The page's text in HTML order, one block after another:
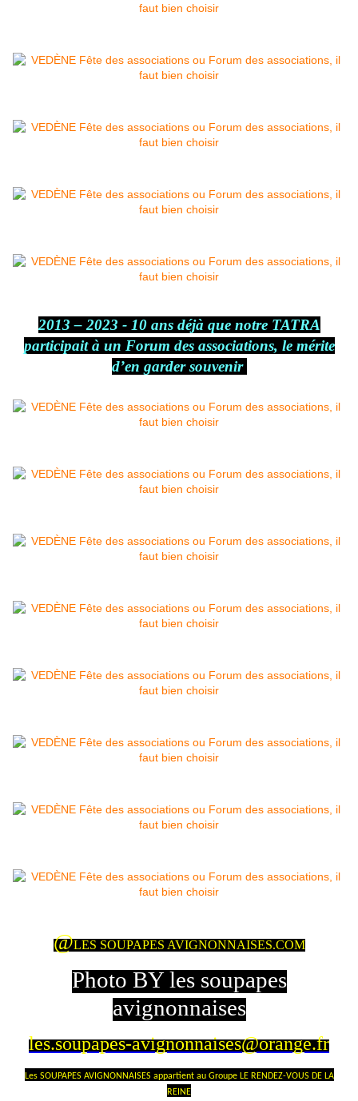
2013 – 2023 - 10 ans déjà que notre TATRA
participait à un Forum des associations, le mérite
d’en garder souvenir
@LES SOUPAPES AVIGNONNAISES.COM
Photo BY les soupapes
avignonnaises
les.soupapes-avignonnaises@orange.fr
Les SOUPAPES AVIGNONNAISES appartient au Groupe LE RENDEZ-VOUS DE LA
REINE